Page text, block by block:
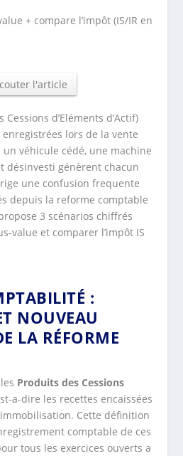
l'article
Cessions d’Eléments d’Actif)
lors de la vente
véhicule cédé, une machine
désinvesti génèrent chacun
une confusion frequente
depuis la reforme comptable
3 scénarios chiffrés
value et comparer l’impôt IS
:
NOUVEAU
LA RÉFORME
Produits des Cessions
a-dire les recettes encaissées
Cette définition
comptable de ces
tous les exercices ouverts a